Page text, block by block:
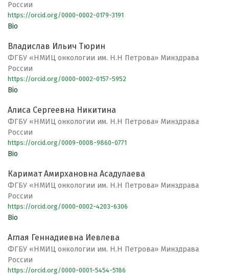
России
https://orcid.org/0000-0002-0179-3191
Bio
Владислав Ильич Тюрин
ФГБУ «НМИЦ онкологии им. Н.Н Петрова» Минздрава
России
https://orcid.org/0000-0002-0157-5952
Bio
Алиса Сергеевна Никитина
ФГБУ «НМИЦ онкологии им. Н.Н Петрова» Минздрава
России
https://orcid.org/0009-0008-9860-0771
Bio
Каримат Амирхановна Асадулаева
ФГБУ «НМИЦ онкологии им. Н.Н Петрова» Минздрава
России
https://orcid.org/0000-0002-4203-6306
Bio
Аглая Геннадиевна Иевлева
ФГБУ «НМИЦ онкологии им. Н.Н Петрова» Минздрава
России
https://orcid.org/0000-0001-5454-5186